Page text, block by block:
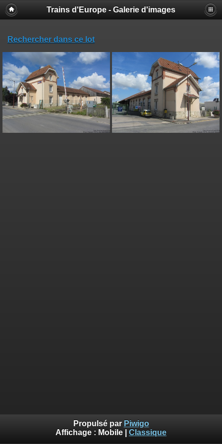
Trains d'Europe - Galerie d'images
Rechercher dans ce lot
Propulsé par Piwigo
Affichage : Mobile Classique